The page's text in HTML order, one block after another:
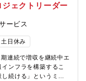
ジェクトリーダー
ービス
土日休み
連続で増収を継続中エ
ンフラを構築するこ
続ける」というミッ